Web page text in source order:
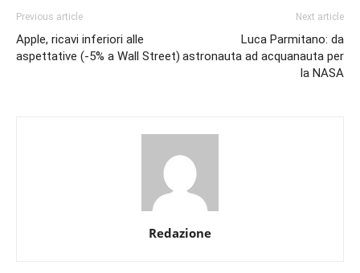
Previous article
Apple, ricavi inferiori alle
aspettative (-5% a Wall Street)
Next article
Luca Parmitano: da
astronauta ad acquanauta per
la NASA
Redazione